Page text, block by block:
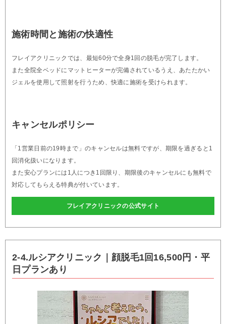
施術時間と施術の快適性
フレイアクリニックでは、最短60分で全身1回の脱毛が完了します。
また全院全ベッドにマットヒーターが完備されているうえ、あたたかい
ジェルを使用して照射を行うため、快適に施術を受けられます。
キャンセルポリシー
「1営業日前の19時まで」のキャンセルは無料ですが、期限を過ぎると1
回消化扱いになります。
また安心プランには1人につき1回限り、期限後のキャンセルにも無料で
対応してもらえる特典が付いています。
フレイアクリニックの公式サイト
2-4.ルシアクリニック｜顔脱毛1回16,500円・平
日プランあり